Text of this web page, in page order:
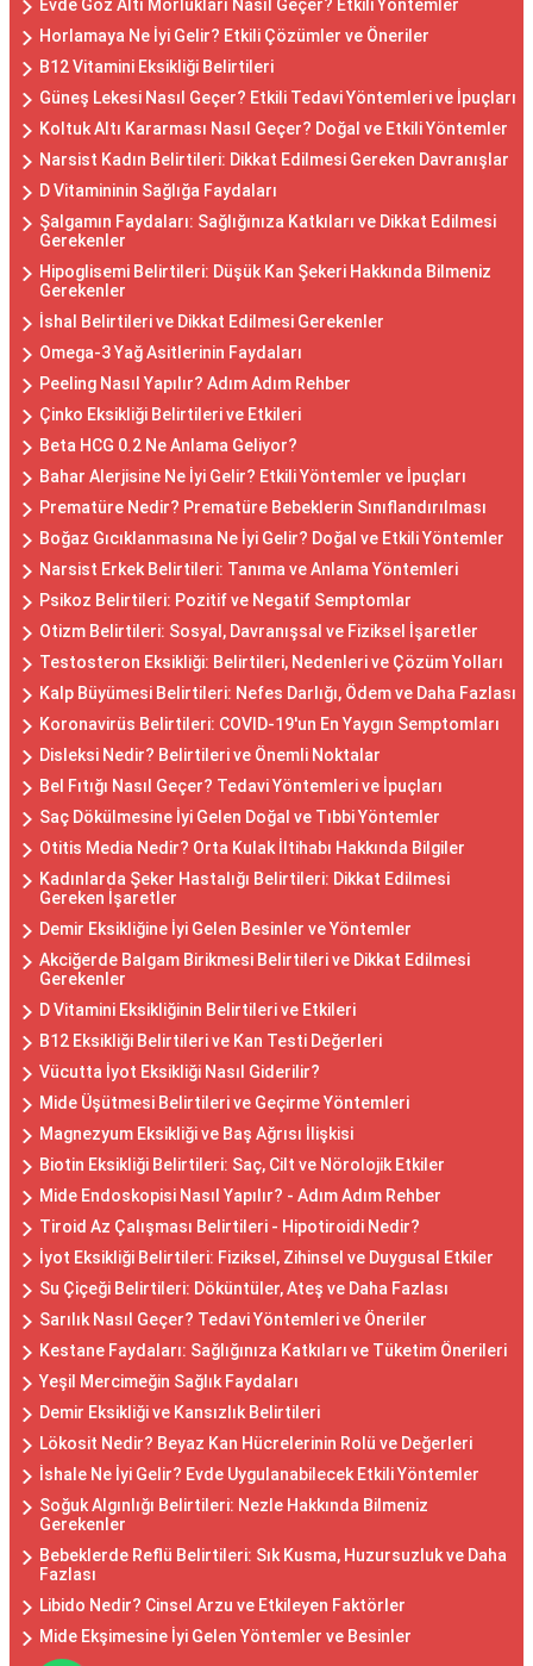
Evde Göz Altı Morlukları Nasıl Geçer? Etkili Yöntemler
Horlamaya Ne İyi Gelir? Etkili Çözümler ve Öneriler
B12 Vitamini Eksikliği Belirtileri
Güneş Lekesi Nasıl Geçer? Etkili Tedavi Yöntemleri ve İpuçları
Koltuk Altı Kararması Nasıl Geçer? Doğal ve Etkili Yöntemler
Narsist Kadın Belirtileri: Dikkat Edilmesi Gereken Davranışlar
D Vitamininin Sağlığa Faydaları
Şalgamın Faydaları: Sağlığınıza Katkıları ve Dikkat Edilmesi
Gerekenler
Hipoglisemi Belirtileri: Düşük Kan Şekeri Hakkında Bilmeniz
Gerekenler
İshal Belirtileri ve Dikkat Edilmesi Gerekenler
Omega-3 Yağ Asitlerinin Faydaları
Peeling Nasıl Yapılır? Adım Adım Rehber
Çinko Eksikliği Belirtileri ve Etkileri
Beta HCG 0.2 Ne Anlama Geliyor?
Bahar Alerjisine Ne İyi Gelir? Etkili Yöntemler ve İpuçları
Prematüre Nedir? Prematüre Bebeklerin Sınıflandırılması
Boğaz Gıcıklanmasına Ne İyi Gelir? Doğal ve Etkili Yöntemler
Narsist Erkek Belirtileri: Tanıma ve Anlama Yöntemleri
Psikoz Belirtileri: Pozitif ve Negatif Semptomlar
Otizm Belirtileri: Sosyal, Davranışsal ve Fiziksel İşaretler
Testosteron Eksikliği: Belirtileri, Nedenleri ve Çözüm Yolları
Kalp Büyümesi Belirtileri: Nefes Darlığı, Ödem ve Daha Fazlası
Koronavirüs Belirtileri: COVID-19'un En Yaygın Semptomları
Disleksi Nedir? Belirtileri ve Önemli Noktalar
Bel Fıtığı Nasıl Geçer? Tedavi Yöntemleri ve İpuçları
Saç Dökülmesine İyi Gelen Doğal ve Tıbbi Yöntemler
Otitis Media Nedir? Orta Kulak İltihabı Hakkında Bilgiler
Kadınlarda Şeker Hastalığı Belirtileri: Dikkat Edilmesi
Gereken İşaretler
Demir Eksikliğine İyi Gelen Besinler ve Yöntemler
Akciğerde Balgam Birikmesi Belirtileri ve Dikkat Edilmesi
Gerekenler
D Vitamini Eksikliğinin Belirtileri ve Etkileri
B12 Eksikliği Belirtileri ve Kan Testi Değerleri
Vücutta İyot Eksikliği Nasıl Giderilir?
Mide Üşütmesi Belirtileri ve Geçirme Yöntemleri
Magnezyum Eksikliği ve Baş Ağrısı İlişkisi
Biotin Eksikliği Belirtileri: Saç, Cilt ve Nörolojik Etkiler
Mide Endoskopisi Nasıl Yapılır? - Adım Adım Rehber
Tiroid Az Çalışması Belirtileri - Hipotiroidi Nedir?
İyot Eksikliği Belirtileri: Fiziksel, Zihinsel ve Duygusal Etkiler
Su Çiçeği Belirtileri: Döküntüler, Ateş ve Daha Fazlası
Sarılık Nasıl Geçer? Tedavi Yöntemleri ve Öneriler
Kestane Faydaları: Sağlığınıza Katkıları ve Tüketim Önerileri
Yeşil Mercimeğin Sağlık Faydaları
Demir Eksikliği ve Kansızlık Belirtileri
Lökosit Nedir? Beyaz Kan Hücrelerinin Rolü ve Değerleri
İshale Ne İyi Gelir? Evde Uygulanabilecek Etkili Yöntemler
Soğuk Algınlığı Belirtileri: Nezle Hakkında Bilmeniz
Gerekenler
Bebeklerde Reflü Belirtileri: Sık Kusma, Huzursuzluk ve Daha
Fazlası
Libido Nedir? Cinsel Arzu ve Etkileyen Faktörler
Mide Ekşimesine İyi Gelen Yöntemler ve Besinler